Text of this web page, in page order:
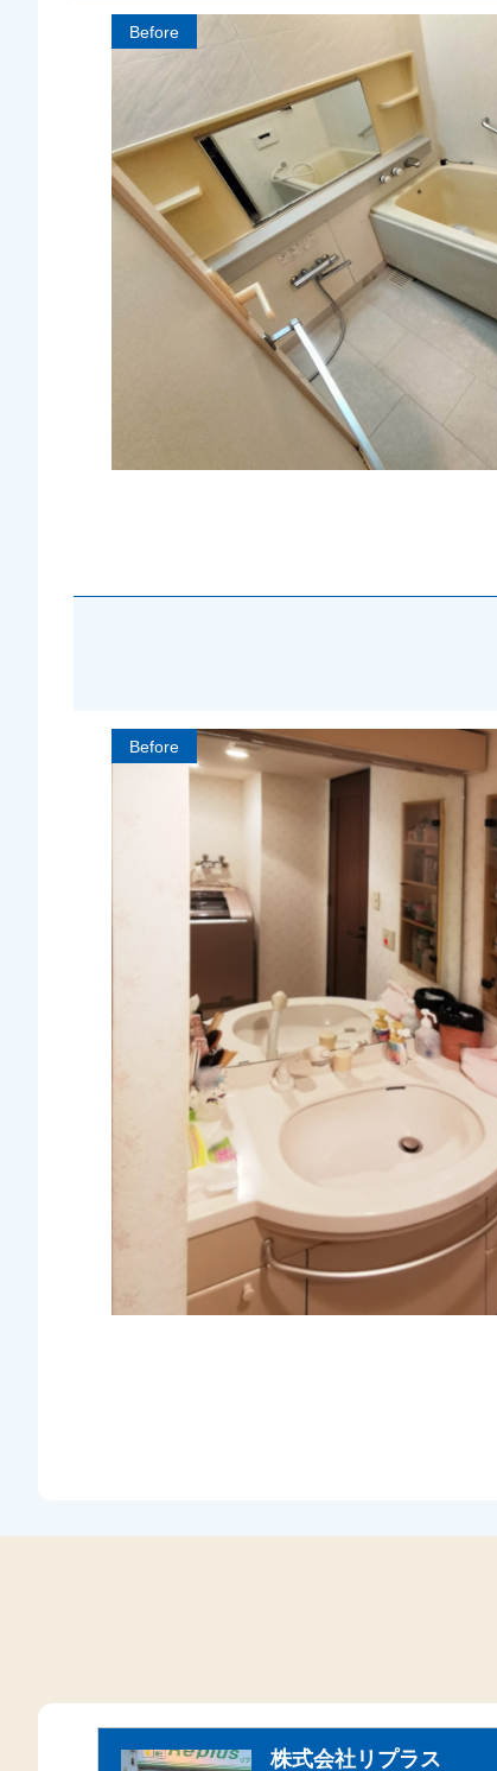
Before
Before
株式会社リプラス